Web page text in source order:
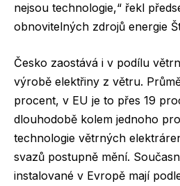
nejsou technologie,“ řekl
obnovitelných zdrojů energie
Česko zaostává i v podílu
výrobě elektřiny z větru.
procent, v EU je to přes 19
dlouhodobě kolem jednoho
technologie větrných
svazů postupně mění.
instalované v Evropě mají